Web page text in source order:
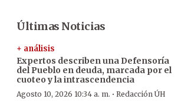
Últimas Noticias
+ análisis
Expertos describen una Defensoría
del Pueblo en deuda, marcada por el
cuoteo y la intrascendencia
Agosto 10, 2026 10:34 a. m. · Redacción ÚH